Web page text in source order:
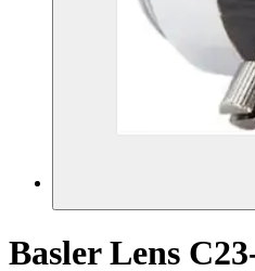
Basler Lens